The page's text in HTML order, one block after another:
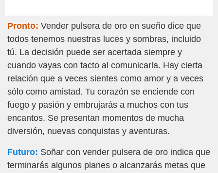
Pronto: Vender pulsera de oro en sueño dice que
todos tenemos nuestras luces y sombras, incluido
tú. La decisión puede ser acertada siempre y
cuando vayas con tacto al comunicarla. Hay cierta
relación que a veces sientes como amor y a veces
sólo como amistad. Tu corazón se enciende con
fuego y pasión y embrujarás a muchos con tus
encantos. Se presentan momentos de mucha
diversión, nuevas conquistas y aventuras.
Futuro: Soñar con vender pulsera de oro indica que
terminarás algunos planes o alcanzarás metas que